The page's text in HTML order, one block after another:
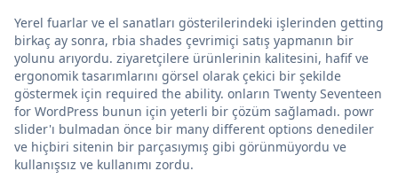
Yerel fuarlar ve el sanatları gösterilerindeki işlerinden getting
birkaç ay sonra, rbia shades çevrimiçi satış yapmanın bir
yolunu arıyordu. ziyaretçilere ürünlerinin kalitesini, hafif ve
ergonomik tasarımlarını görsel olarak çekici bir şekilde
göstermek için required the ability. onların Twenty Seventeen
for WordPress bunun için yeterli bir çözüm sağlamadı. powr
slider'ı bulmadan önce bir many different options denediler
ve hiçbiri sitenin bir parçasıymış gibi görünmüyordu ve
kullanışsız ve kullanımı zordu.